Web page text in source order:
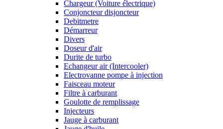
Chargeur (Voiture électrique)
Conjoncteur disjoncteur
Debitmetre
Démarreur
Divers
Doseur d'air
Durite de turbo
Echangeur air (Intercooler)
Electrovanne pompe à injection
Faisceau moteur
Filtre à carburant
Goulotte de remplissage
Injecteurs
Jauge à carburant